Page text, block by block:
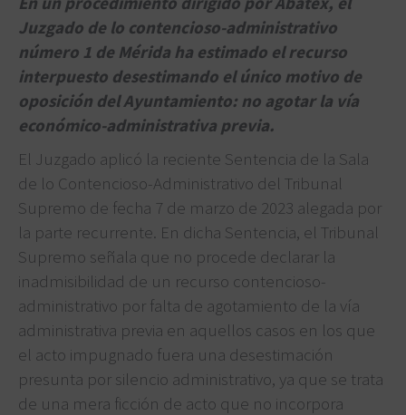
Juzgado de lo contencioso-administrativo
número 1 de Mérida ha estimado el recurso
interpuesto desestimando el único motivo de
oposición del Ayuntamiento: no agotar la vía
económico-administrativa previa.
El Juzgado aplicó la reciente Sentencia de la Sala
de lo Contencioso-Administrativo del Tribunal
Supremo de fecha 7 de marzo de 2023 alegada por
la parte recurrente. En dicha Sentencia, el Tribunal
Supremo señala que no procede declarar la
inadmisibilidad de un recurso contencioso-
administrativo por falta de agotamiento de la vía
administrativa previa en aquellos casos en los que
el acto impugnado fuera una desestimación
presunta por silencio administrativo, ya que se trata
de una mera ficción de acto que no incorpora